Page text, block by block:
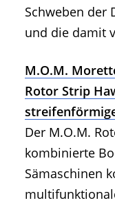
Schweben der
und die damit
M.O.M.
Rotor Strip
Der M.O.M.
kombinierte
Sämaschinen